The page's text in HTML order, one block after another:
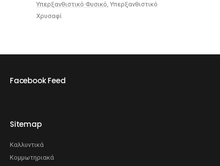
Υπερξανθιστικό Φυσικό Υπερξανθιστικό
Χρυσαφί
Facebook Feed
Sitemap
Καλλυντικά
Κομμωτηριακά